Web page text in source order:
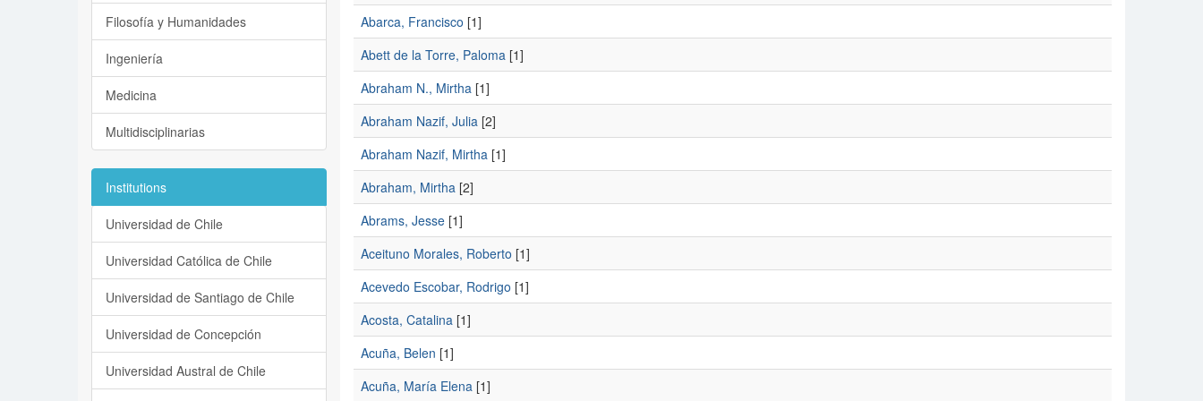
Abarca, Francisco [1]
Abett de la Torre, Paloma[1]
Abraham N., Mirtha[1]
Abraham Nazif, Julia[2]
Abraham Nazif, Mirtha[1]
Abraham, Mirtha[2]
Abrams, Jesse[1]
Aceituno Morales, Roberto [1]
Acevedo Escobar, Rodrigo [1]
Acosta, Catalina[1]
Acuña, Belen [1]
Acuña, María Elena[1]
Filosofía y Humanidades
Ingeniería
Medicina
Multidisciplinarias
Institutions
Universidad de Chile
Universidad Católica de Chile
Universidad de Santiago de Chile
Universidad de Concepción
Universidad Austral de Chile